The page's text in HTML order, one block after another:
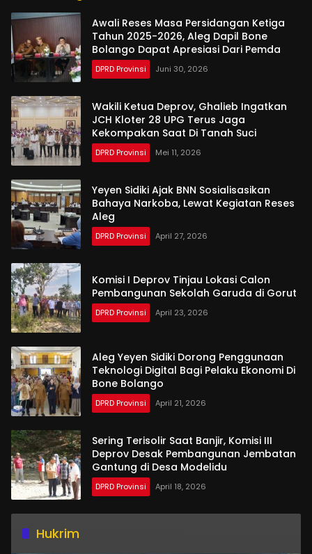
Awali Reses Masa Persidangan Ketiga
Tahun 2025-2026, Aleg Dapil Bone
Bolango Dapat Apresiasi Dari Pemda
DPRD Provinsi Juni 30, 2026
Wakili Ketua Deprov, Ghalieb Ingatkan
JCH Kloter 28 UPG Terus Jaga
Kekompakan Saat Di Tanah Suci
DPRD Provinsi Mei 11, 2026
Yeyen Sidiki Ajak BNN Sosialisasikan
Bahaya Narkoba, Lewat Kegiatan Reses
Aleg
DPRD Provinsi April 27, 2026
Komisi I Deprov Tinjau Lokasi Calon
Pembangunan Sekolah Garuda di Gorut
DPRD Provinsi April 23, 2026
Aleg Yeyen Sidiki Dorong Penggunaan
Teknologi Digital Bagi Pelaku Ekonomi Di
Bone Bolango
DPRD Provinsi April 21, 2026
Sering Terisolir Saat Banjir, Komisi III
Deprov Desak Pembangunan Jembatan
Gantung di Desa Modelidu
DPRD Provinsi April 18, 2026
Hukrim